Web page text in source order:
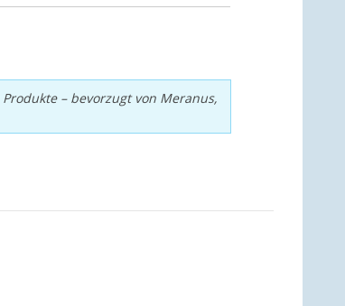
– bevorzugt von Meranus,